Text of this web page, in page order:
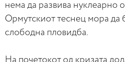
нема да развива нуклеарно
Ормутскиот теснец мора да
слободна пловидба.
На почетокот од кризата